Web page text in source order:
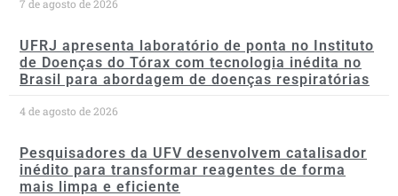
7 de agosto de 2026
UFRJ apresenta laboratório de ponta no Instituto
de Doenças do Tórax com tecnologia inédita no
Brasil para abordagem de doenças respiratórias
4 de agosto de 2026
Pesquisadores da UFV desenvolvem catalisador
inédito para transformar reagentes de forma
mais limpa e eficiente